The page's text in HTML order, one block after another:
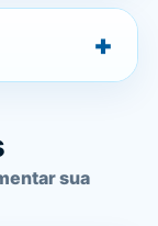
sua